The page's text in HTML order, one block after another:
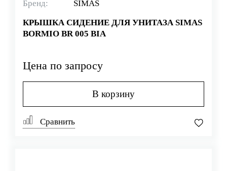
Бренд:
SIMAS
КРЫШКА СИДЕНИЕ ДЛЯ УНИТАЗА SIMAS
BORMIO BR 005 BIA
Цена по запросу
В корзину
Сравнить